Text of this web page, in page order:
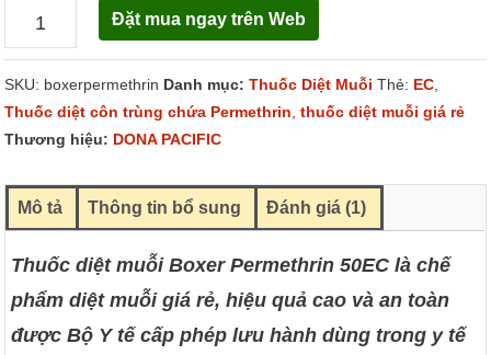
Permethrin
50EC
số
lượng
Đặt mua ngay trên Web
SKU: boxerpermethrin Danh mục:Thuốc Diệt Muỗi Thẻ: EC,
Thuốc diệt côn trùng chứa Permethrin,thuốc diệt muỗi giá rẻ
Thương hiệu: DONA PACIFIC
Mô tả Thông tin bổ sung Đánh giá (1)
Thuốc diệt muỗi Boxer Permethrin 50EC là chế
phẩm diệt muỗi giá rẻ, hiệu quả cao và an toàn
được Bộ Y tế cấp phép lưu hành dùng trong y tế